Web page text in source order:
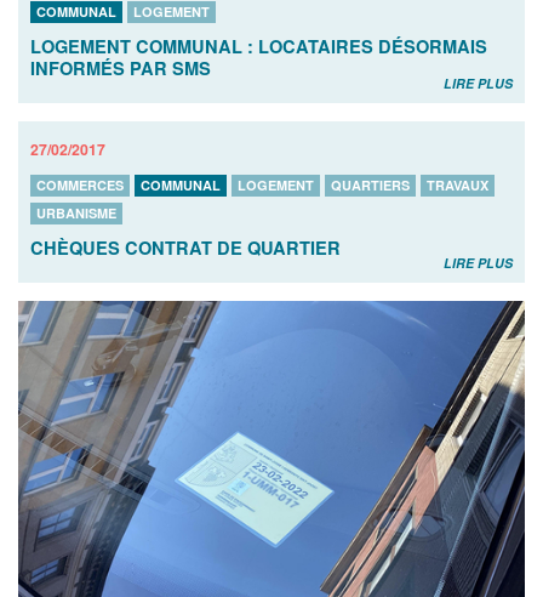
COMMUNAL LOGEMENT
LOGEMENT COMMUNAL : LOCATAIRES DÉSORMAIS
INFORMÉS PAR SMS
LIRE PLUS
27/02/2017
COMMERCES COMMUNAL LOGEMENT QUARTIERS
TRAVAUX
URBANISME
CHÈQUES CONTRAT DE QUARTIER
LIRE PLUS